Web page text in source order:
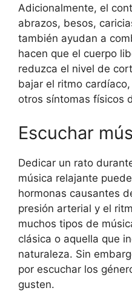
Adicionalmente, el
abrazos, besos,
también ayudan a
hacen que el cuerpo
reduzca el nivel de
bajar el ritmo
otros síntomas físicos
Escuchar
Dedicar un rato
música relajante
hormonas causantes
presión arterial y el
muchos tipos de
clásica o aquella que
naturaleza. Sin
por escuchar los
gusten.